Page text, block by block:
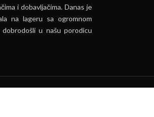
i dobavljačima. Danas je
na lageru sa ogromnom
u našu porodicu